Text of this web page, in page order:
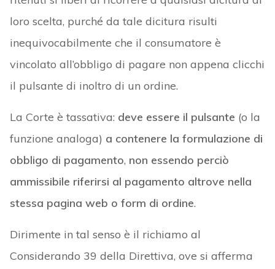
loro scelta, purché da tale dicitura risulti
inequivocabilmente che il consumatore è
vincolato all’obbligo di pagare non appena clicchi
il pulsante di inoltro di un ordine.
La Corte è tassativa: deve essere il pulsante (o la
funzione analoga) a contenere la formulazione di
obbligo di pagamento, non essendo perciò
ammissibile riferirsi al pagamento altrove nella
stessa pagina web o form di ordine.
Dirimente in tal senso è il richiamo al
Considerando 39 della Direttiva, ove si afferma